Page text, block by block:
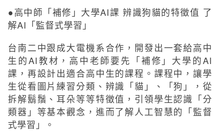
●高中師「補修」大學AI課 辨識狗貓的特徵值 了
解AI「監督式學習」
台南二中跟成大電機系合作，開發出一套給高中
生的AI教材，高中老師要先「補修」大學的AI
課，再設計出適合高中生的課程。課程中，讓學
生從看圖片練習分類、辨識「貓」、「狗」，從
拆解鬍鬚、耳朵等等特徵值，引領學生認識「分
類器」等基本觀念，進而了解人工智慧的「監督
式學習」。